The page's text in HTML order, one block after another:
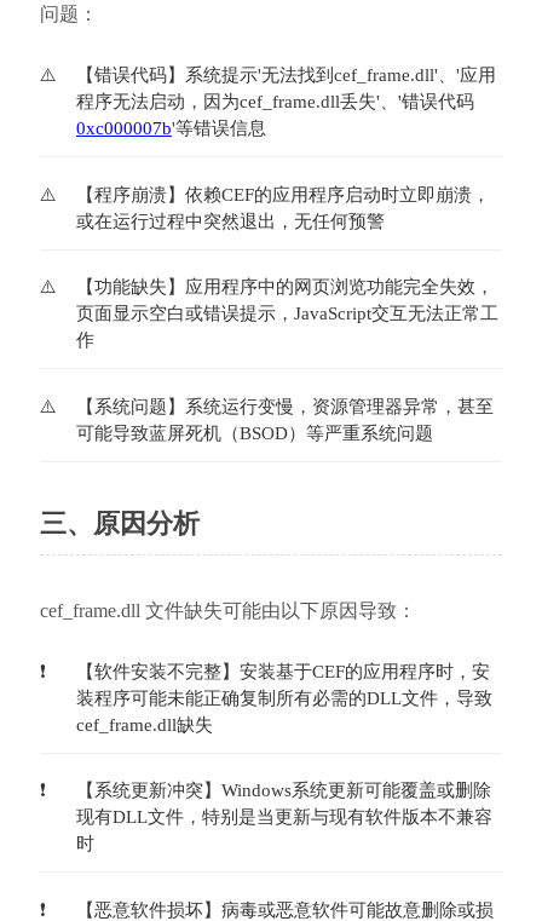
问题：
【错误代码】系统提示'无法找到cef_frame.dll'、'应用
程序无法启动，因为cef_frame.dll丢失'、'错误代码
0xc000007b'等错误信息
【程序崩溃】依赖CEF的应用程序启动时立即崩溃，
或在运行过程中突然退出，无任何预警
【功能缺失】应用程序中的网页浏览功能完全失效，
页面显示空白或错误提示，JavaScript交互无法正常工
作
【系统问题】系统运行变慢，资源管理器异常，甚至
可能导致蓝屏死机（BSOD）等严重系统问题
三、原因分析
cef_frame.dll 文件缺失可能由以下原因导致：
【软件安装不完整】安装基于CEF的应用程序时，安
装程序可能未能正确复制所有必需的DLL文件，导致
cef_frame.dll缺失
【系统更新冲突】Windows系统更新可能覆盖或删除
现有DLL文件，特别是当更新与现有软件版本不兼容
时
【恶意软件损坏】病毒或恶意软件可能故意删除或损